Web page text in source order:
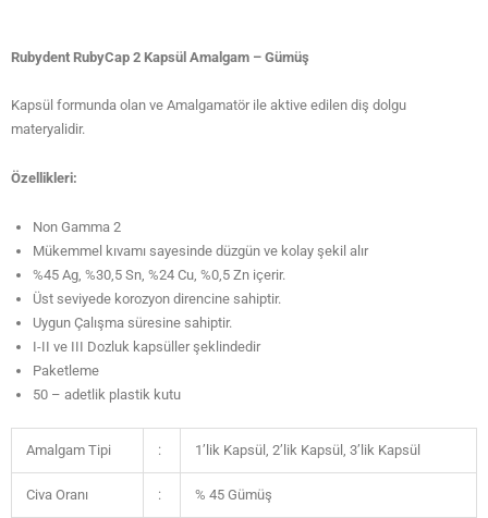
Rubydent RubyCap 2 Kapsül Amalgam – Gümüş
Kapsül formunda olan ve Amalgamatör ile aktive edilen diş dolgu
materyalidir.
Özellikleri:
Non Gamma 2
Mükemmel kıvamı sayesinde düzgün ve kolay şekil alır
%45 Ag, %30,5 Sn, %24 Cu, %0,5 Zn içerir.
Üst seviyede korozyon direncine sahiptir.
Uygun Çalışma süresine sahiptir.
I-II ve III Dozluk kapsüller şeklindedir
Paketleme
50 – adetlik plastik kutu
Amalgam Tipi : 1’lik Kapsül, 2’lik Kapsül, 3’lik Kapsül
Civa Oranı : % 45 Gümüş